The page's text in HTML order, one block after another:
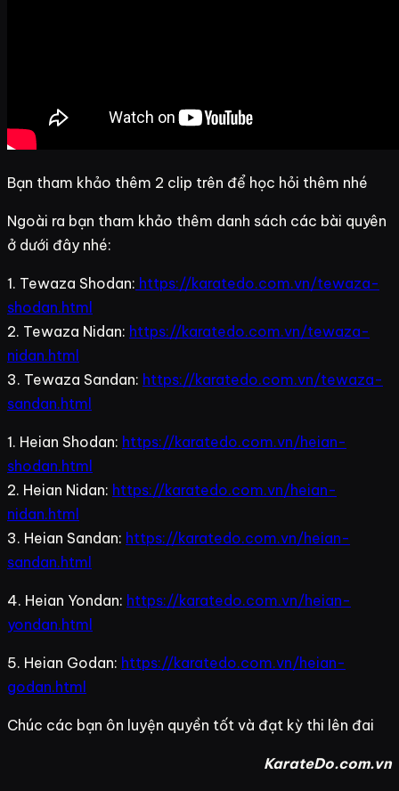
Bạn tham khảo thêm 2 clip trên để học hỏi thêm nhé
Ngoài ra bạn tham khảo thêm danh sách các bài quyên
ở dưới đây nhé:
1. Tewaza Shodan: https://karatedo.com.vn/tewaza-
shodan.html
2. Tewaza Nidan: https://karatedo.com.vn/tewaza-
nidan.html
3. Tewaza Sandan: https://karatedo.com.vn/tewaza-
sandan.html
1. Heian Shodan: https://karatedo.com.vn/heian-
shodan.html
2. Heian Nidan: https://karatedo.com.vn/heian-
nidan.html
3. Heian Sandan: https://karatedo.com.vn/heian-
sandan.html
4. Heian Yondan: https://karatedo.com.vn/heian-
yondan.html
5. Heian Godan: https://karatedo.com.vn/heian-
godan.html
Chúc các bạn ôn luyện quyền tốt và đạt kỳ thi lên đai
KarateDo.com.vn